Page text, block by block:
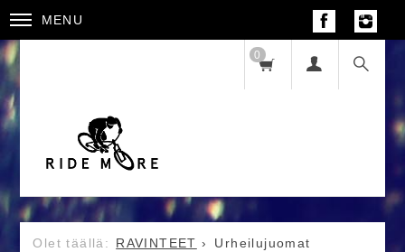
MENU
0
RAVINTEET Urheilujuomat